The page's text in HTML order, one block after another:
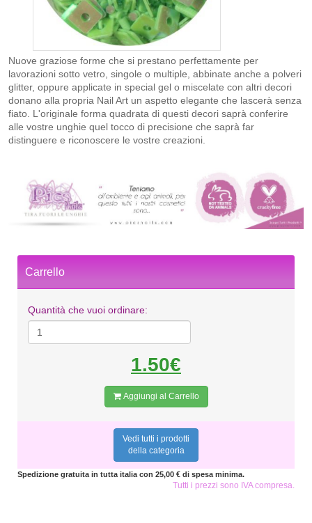
Nuove graziose forme che si prestano perfettamente per
lavorazioni sotto vetro, singole o multiple, abbinate anche a polveri
glitter, oppure applicate in special gel o miscelate con altri decori
donano alla propria Nail Art un aspetto elegante che lascerà senza
fiato. L'originale forma quadrata di questi decori saprà conferire
alle vostre unghie quel tocco di precisione che saprà far
distinguere e riconoscere le vostre creazioni.
Carrello
Quantità che vuoi ordinare:
1.50€
Aggiungi al Carrello
Vedi tutti i prodotti
della categoria
Spedizione gratuita in tutta italia con 25,00 € di spesa minima.
Tutti i prezzi sono IVA compresa.